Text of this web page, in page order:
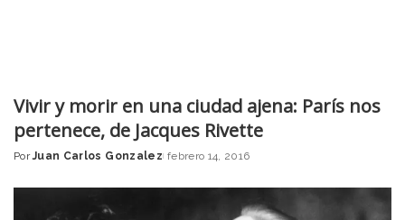
Vivir y morir en una ciudad ajena: París nos
pertenece, de Jacques Rivette
Posted
Por Juan Carlos Gonzalez febrero 14, 2016